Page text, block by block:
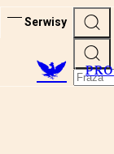
Serwisy
PRO